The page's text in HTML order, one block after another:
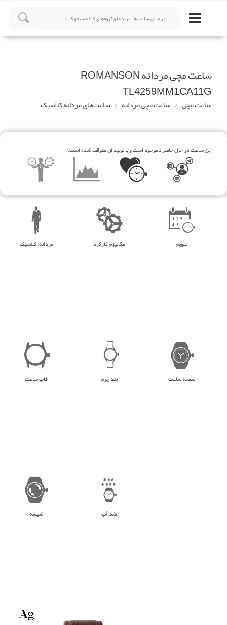
ساعت مچی مردانه ROMANSON
TL4259MM1CA11G
ساعت مچی ساعت مچی مردانه ساعت‌های مردانه کلاسیک
این ساعت در حال حاضر ناموجود است و یا تولید ان متوقف شده است.
مردانه، کلاسیک مکانیزم کارکرد تقویم
قاب ساعت بند چرم صفحه ساعت
شیشه ضد آب